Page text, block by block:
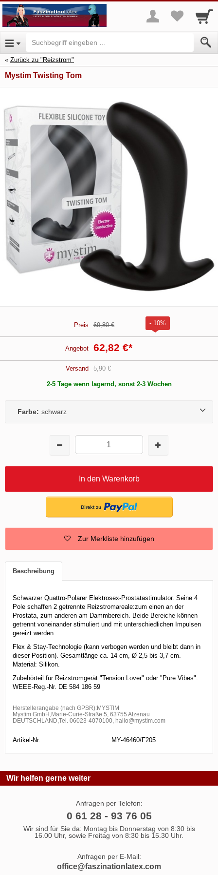
Zurück zu "Reizstrom"
Mystim Twisting Tom
Preis 69,80 € - 10%
Angebot 62,82 €*
Versand 5,90 €
2-5 Tage wenn lagernd, sonst 2-3 Wochen
Farbe: schwarz
In den Warenkorb
Zur Merkliste hinzufügen
Beschreibung
Schwarzer Quattro-Polarer Elektrosex-Prostatastimulator. Seine 4
Pole schaffen 2 getrennte Reizstromareale:zum einen an der
Prostata, zum anderen am Dammbereich. Beide Bereiche können
getrennt voneinander stimuliert und mit unterschiedlichen Impulsen
gereizt werden.
Flex & Stay-Technologie (kann verbogen werden und bleibt dann in
dieser Position). Gesamtlänge ca. 14 cm, Ø 2,5 bis 3,7 cm.
Material: Silikon.
Zubehörteil für Reizstromgerät "Tension Lover" oder "Pure Vibes".
WEEE-Reg.-Nr. DE 584 186 59
Herstellerangabe (nach GPSR):MYSTIM
Mystim GmbH,Marie-Curie-Straße 5, 63755 Alzenau
DEUTSCHLAND,Tel. 06023-4070100, hallo@mystim.com
Artikel-Nr. MY-46460/F205
Wir helfen gerne weiter
Anfragen per Telefon:
0 61 28 - 93 76 05
Wir sind für Sie da: Montag bis Donnerstag von 8:30 bis
16.00 Uhr, sowie Freitag von 8:30 bis 15.30 Uhr.
Anfragen per E-Mail:
office@faszinationlatex.com